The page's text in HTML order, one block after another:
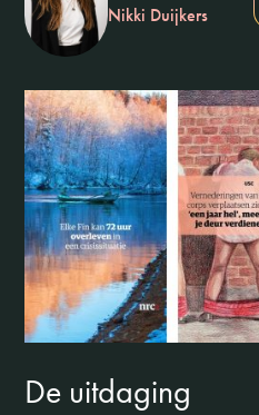
Nikki Duijkers
De uitdaging